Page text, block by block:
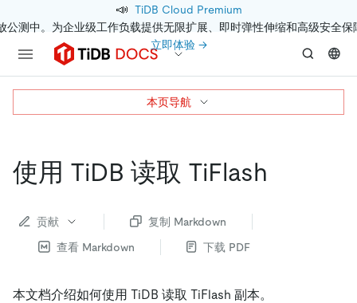
📣 TiDB Cloud Premium
公测中。为企业级工作负载提供无限扩展、即时弹性伸缩和高级安全保
立即体验 →
使用 TiDB 读取 TiFlash
贡献
复制 Markdown
查看 Markdown
下载 PDF
本文档介绍如何使用 TiDB 读取 TiFlash 副本。
本页导航